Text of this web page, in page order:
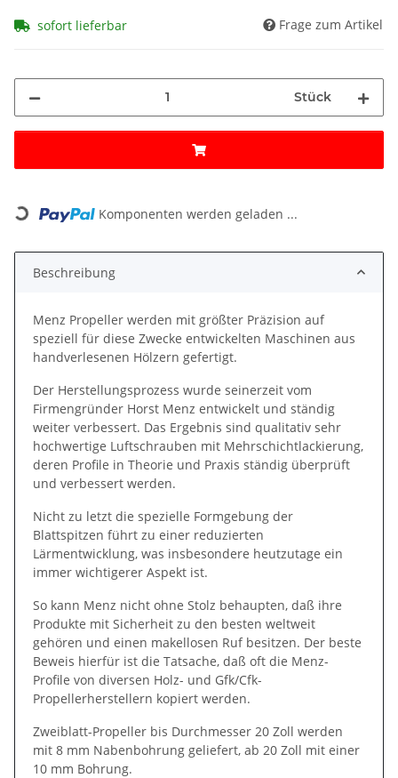
sofort lieferbar Frage zum Artikel
Stück
Loading... Komponenten werden geladen ...
Beschreibung
Menz Propeller werden mit größter Präzision auf
speziell für diese Zwecke entwickelten Maschinen aus
handverlesenen Hölzern gefertigt.
Der Herstellungsprozess wurde seinerzeit vom
Firmengründer Horst Menz entwickelt und ständig
weiter verbessert. Das Ergebnis sind qualitativ sehr
hochwertige Luftschrauben mit Mehrschichtlackierung,
deren Profile in Theorie und Praxis ständig überprüft
und verbessert werden.
Nicht zu letzt die spezielle Formgebung der
Blattspitzen führt zu einer reduzierten
Lärmentwicklung, was insbesondere heutzutage ein
immer wichtigerer Aspekt ist.
So kann Menz nicht ohne Stolz behaupten, daß ihre
Produkte mit Sicherheit zu den besten weltweit
gehören und einen makellosen Ruf besitzen. Der beste
Beweis hierfür ist die Tatsache, daß oft die Menz-
Profile von diversen Holz- und Gfk/Cfk-
Propellerherstellern kopiert werden.
Zweiblatt-Propeller bis Durchmesser 20 Zoll werden
mit 8 mm Nabenbohrung geliefert, ab 20 Zoll mit einer
10 mm Bohrung.